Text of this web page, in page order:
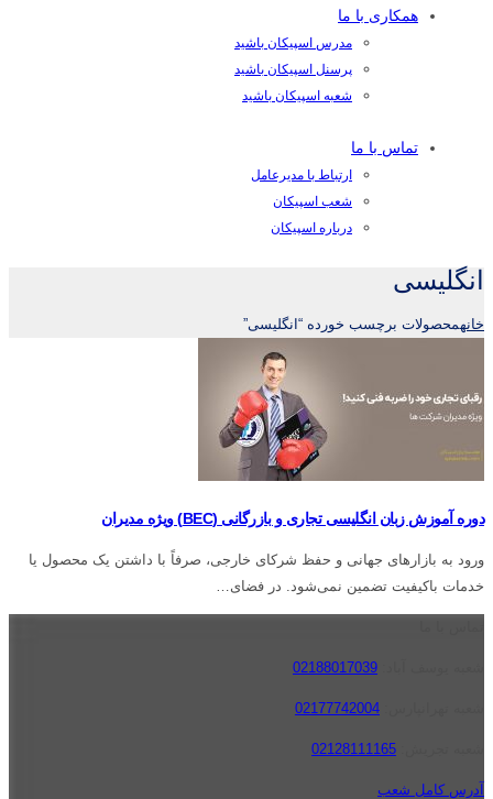
همکاری با ما
مدرس اسپیکان باشید
پرسنل اسپیکان باشید
شعبه اسپیکان باشید
تماس با ما
ارتباط با مدیرعامل
شعب اسپیکان
درباره اسپیکان
انگلیسی
خانهمحصولات برچسب خورده “انگلیسی”
دوره آموزش زبان انگلیسی تجاری و بازرگانی (BEC) ویژه مدیران
ورود به بازارهای جهانی و حفظ شرکای خارجی، صرفاً با داشتن یک محصول یا
خدمات باکیفیت تضمین نمی‌شود. در فضای…
02188017039
02177742004
02128111165
آدرس کامل شعب